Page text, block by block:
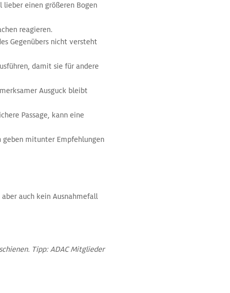
einen größeren Bogen
reagieren.
Gegenübers nicht versteht
damit sie für andere
Ausguck bleibt
Passage, kann eine
geben mitunter Empfehlungen
auch kein Ausnahmefall
Tipp: ADAC Mitglieder